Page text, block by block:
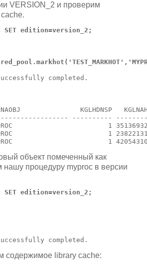
VERSION_2 и проверим
SET edition=version_2;
completed.
KGLHDNSP
----------
MYPROC                        1
MYPROC                        1
объект помеченный как
нашу процедуру myproc в версии
SET edition=version_2;
содержимое library cache: